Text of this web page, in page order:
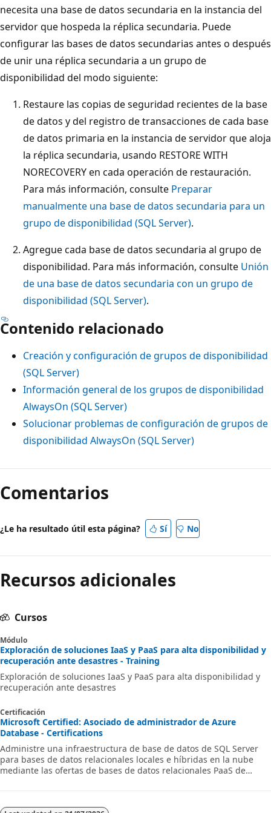
necesita una base de datos secundaria en la instancia del
servidor que hospeda la réplica secundaria. Puede
configurar las bases de datos secundarias antes o después
de unir una réplica secundaria a un grupo de
disponibilidad del modo siguiente:
Restaure las copias de seguridad recientes de la base
de datos y del registro de transacciones de cada base
de datos primaria en la instancia de servidor que aloja
la réplica secundaria, usando RESTORE WITH
NORECOVERY en cada operación de restauración.
Para más información, consulte Preparar
manualmente una base de datos secundaria para un
grupo de disponibilidad (SQL Server).
Agregue cada base de datos secundaria al grupo de
disponibilidad. Para más información, consulte Unión
de una base de datos secundaria con un grupo de
disponibilidad (SQL Server).
Contenido relacionado
Creación y configuración de grupos de disponibilidad
(SQL Server)
Información general de los grupos de disponibilidad
AlwaysOn (SQL Server)
Solucionar problemas de configuración de grupos de
disponibilidad AlwaysOn (SQL Server)
Comentarios
¿Le ha resultado útil esta página? Sí No
Recursos adicionales
Cursos
Módulo
Exploración de soluciones IaaS y PaaS para alta disponibilidad y
recuperación ante desastres - Training
Exploración de soluciones IaaS y PaaS para alta disponibilidad y
recuperación ante desastres
Certificación
Microsoft Certified: Asociado de administrador de Azure
Database - Certifications
Administre una infraestructura de base de datos de SQL Server
para bases de datos relacionales locales e híbridas en la nube
mediante las ofertas de bases de datos relacionales PaaS de